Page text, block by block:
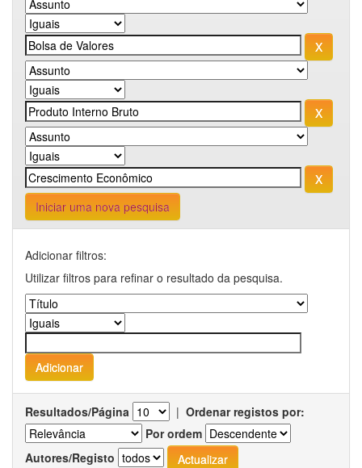
Iniciar uma nova pesquisa
Adicionar filtros:
Utilizar filtros para refinar o resultado da pesquisa.
Resultados/Página | Ordenar registos por:
Por ordem
Autores/Registo